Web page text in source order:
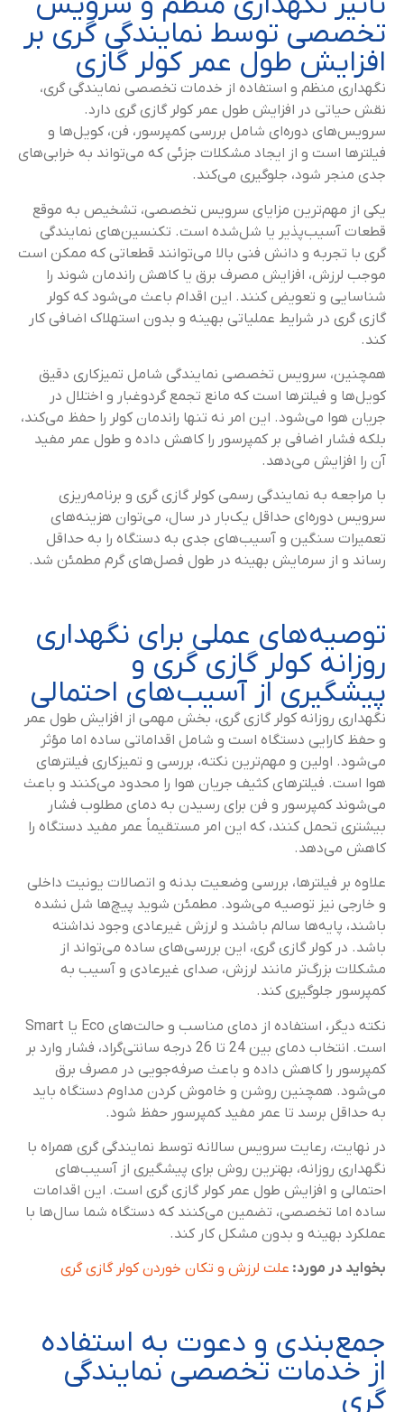
تخصصی توسط نمایندگی گری بر
افزایش طول عمر کولر گازی
نگهداری منظم و استفاده از خدمات تخصصی نمایندگی گری،
نقش حیاتی در افزایش طول عمر کولر گازی گری دارد.
سرویس‌های دوره‌ای شامل بررسی کمپرسور، فن، کویل‌ها و
فیلترها است و از ایجاد مشکلات جزئی که می‌تواند به خرابی‌های
جدی منجر شود، جلوگیری می‌کند.
یکی از مهم‌ترین مزایای سرویس تخصصی، تشخیص به موقع
قطعات آسیب‌پذیر یا شل‌شده است. تکنسین‌های نمایندگی
گری با تجربه و دانش فنی بالا می‌توانند قطعاتی که ممکن است
موجب لرزش، افزایش مصرف برق یا کاهش راندمان شوند را
شناسایی و تعویض کنند. این اقدام باعث می‌شود که کولر
گازی گری در شرایط عملیاتی بهینه و بدون استهلاک اضافی کار
کند.
همچنین، سرویس تخصصی نمایندگی شامل تمیزکاری دقیق
کویل‌ها و فیلترها است که مانع تجمع گردوغبار و اختلال در
جریان هوا می‌شود. این امر نه تنها راندمان کولر را حفظ می‌کند،
بلکه فشار اضافی بر کمپرسور را کاهش داده و طول عمر مفید
آن را افزایش می‌دهد.
با مراجعه به نمایندگی رسمی کولر گازی گری و برنامه‌ریزی
سرویس دوره‌ای حداقل یک‌بار در سال، می‌توان هزینه‌های
تعمیرات سنگین و آسیب‌های جدی به دستگاه را به حداقل
رساند و از سرمایش بهینه در طول فصل‌های گرم مطمئن شد.
توصیه‌های عملی برای نگهداری
روزانه کولر گازی گری و
پیشگیری از آسیب‌های احتمالی
نگهداری روزانه کولر گازی گری، بخش مهمی از افزایش طول عمر
و حفظ کارایی دستگاه است و شامل اقداماتی ساده اما مؤثر
می‌شود. اولین و مهم‌ترین نکته، بررسی و تمیزکاری فیلترهای
هوا است. فیلترهای کثیف جریان هوا را محدود می‌کنند و باعث
می‌شوند کمپرسور و فن برای رسیدن به دمای مطلوب فشار
بیشتری تحمل کنند، که این امر مستقیماً عمر مفید دستگاه را
کاهش می‌دهد.
علاوه بر فیلترها، بررسی وضعیت بدنه و اتصالات یونیت داخلی
و خارجی نیز توصیه می‌شود. مطمئن شوید پیچ‌ها شل نشده
باشند، پایه‌ها سالم باشند و لرزش غیرعادی وجود نداشته
باشد. در کولر گازی گری، این بررسی‌های ساده می‌تواند از
مشکلات بزرگ‌تر مانند لرزش، صدای غیرعادی و آسیب به
کمپرسور جلوگیری کند.
نکته دیگر، استفاده از دمای مناسب و حالت‌های Eco یا Smart
است. انتخاب دمای بین 24 تا 26 درجه سانتی‌گراد، فشار وارد بر
کمپرسور را کاهش داده و باعث صرفه‌جویی در مصرف برق
می‌شود. همچنین روشن و خاموش کردن مداوم دستگاه باید
به حداقل برسد تا عمر مفید کمپرسور حفظ شود.
در نهایت، رعایت سرویس سالانه توسط نمایندگی گری همراه با
نگهداری روزانه، بهترین روش برای پیشگیری از آسیب‌های
احتمالی و افزایش طول عمر کولر گازی گری است. این اقدامات
ساده اما تخصصی، تضمین می‌کنند که دستگاه شما سال‌ها با
عملکرد بهینه و بدون مشکل کار کند.
بخواید در مورد: علت لرزش و تکان خوردن کولر گازی گری
جمع‌بندی و دعوت به استفاده
از خدمات تخصصی نمایندگی
گری